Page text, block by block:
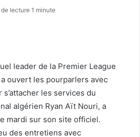
de lecture 1 minute
leader de la Premier League
ouvert les pourparlers avec
les services du
algérien Ryan Aït Nouri, a
mardi sur son site officiel.
des entretiens avec